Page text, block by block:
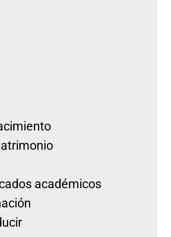
académicos